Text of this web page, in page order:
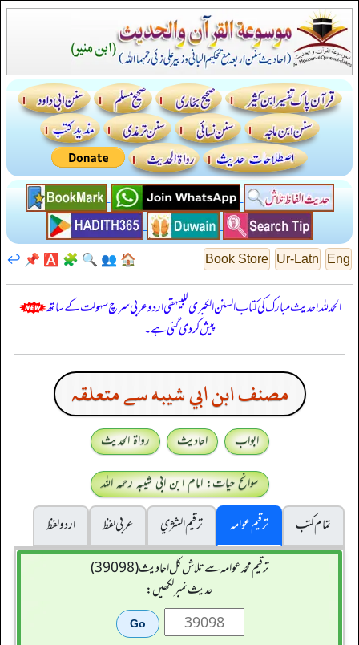
Eng
Ur-Latn
Book Store
🏠
👥
🔍
🧩
🅰️
📌
↩️
الحمدللہ! حدیث مبارک کی کتاب السنن الكبرى للبيهقي اردو عربی سرچ سہولت کے ساتھ
پیش کر دی گئی ہے۔
مصنف ابن ابي شيبه سے متعلقہ
ابواب احادیث
رواۃ الحدیث
سوانح حیات: امام ابن ابی شیبہ رحمہ اللہ
تمام کتب
ترقیم عوامہ ترقيم الشژي عربی لفظ
اردو لفظ
ترقیم محمدعوامہ سے تلاش کل احادیث (39098)
حدیث نمبر لکھیں: